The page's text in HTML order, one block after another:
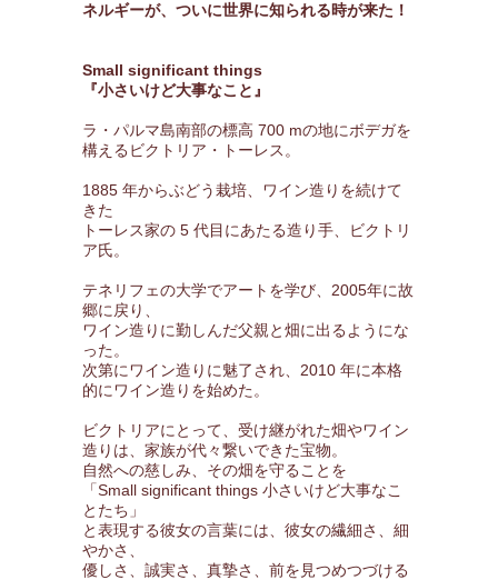
ネルギーが、ついに世界に知られる時が来た！
Small significant things
『小さいけど大事なこと』
ラ・パルマ島南部の標高 700 mの地にボデガを
構えるビクトリア・トーレス。
1885 年からぶどう栽培、ワイン造りを続けて
きた
トーレス家の 5 代目にあたる造り手、ビクトリ
ア氏。
テネリフェの大学でアートを学び、2005年に故
郷に戻り、
ワイン造りに勤しんだ父親と畑に出るようにな
った。
次第にワイン造りに魅了され、2010 年に本格
的にワイン造りを始めた。
ビクトリアにとって、受け継がれた畑やワイン
造りは、家族が代々繋いできた宝物。
自然への慈しみ、その畑を守ることを
「Small significant things 小さいけど大事なこ
とたち」
と表現する彼女の言葉には、彼女の繊細さ、細
やかさ、
優しさ、誠実さ、真摯さ、前を見つめつづける